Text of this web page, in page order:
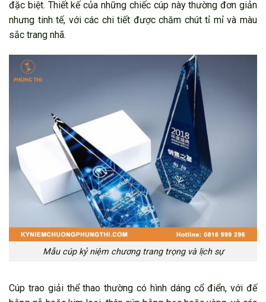
đặc biệt. Thiết kế của những chiếc cúp này thường đơn giản
nhưng tinh tế, với các chi tiết được chăm chút tỉ mỉ và màu
sắc trang nhã.
Mẫu cúp kỷ niệm chương trang trọng và lịch sự
Cúp trao giải thể thao thường có hình dáng cổ điển, với đế